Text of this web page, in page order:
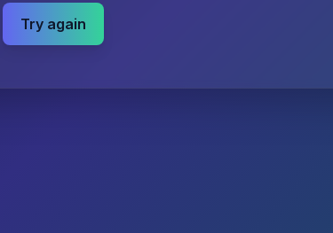
Try again